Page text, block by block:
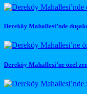
Dereköy Mahallesi’nde
Dereköy Mahallesi’ne özel